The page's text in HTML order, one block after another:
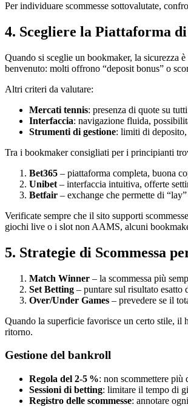
Per individuare scommesse sottovalutate,
4. Scegliere la Piattaforma
Quando si sceglie un bookmaker, la sicurezza
benvenuto: molti offrono “deposit bonus” o
Altri criteri da valutare:
Mercati tennis: presenza di quote su
Interfaccia: navigazione fluida,
Strumenti di gestione: limiti di
Tra i bookmaker consigliati per i principianti
Bet365 – piattaforma completa, buona
Unibet – interfaccia intuitiva, offerte
Betfair – exchange che permette di
Verificate sempre che il sito supporti
giochi live o i slot non AAMS, alcuni
5. Strategie di Scommessa
Match Winner – la scommessa più
Set Betting – puntare sul risultato esatto
Over/Under Games – prevedere se il
Quando la superficie favorisce un certo stile, il
ritorno.
Gestione del bankroll
Regola del 2‑5 %: non scommettere
Sessioni di betting: limitare il tempo di
Registro delle scommesse: annotare